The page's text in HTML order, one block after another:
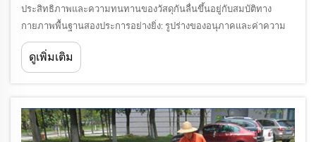
ประสิทธิภาพและความทนทานของวัสดุกันลื่นขึ้นอยู่กับสมบัติทาง
กายภาพพื้นฐานสองประการอย่างยิ่ง: รูปร่างของอนุภาคและค่าความ
แข็ง ลักษณะเหล่านี้กำหนดว่าเม็ดวัสดุรวม (aggregate particles) จะยึด
เกาะเข้ากับชั้นเคลือบผิวได้อย่างมีประสิทธิภาพเพียงใด ตลอดจนความ
ดูเพิ่มเติม